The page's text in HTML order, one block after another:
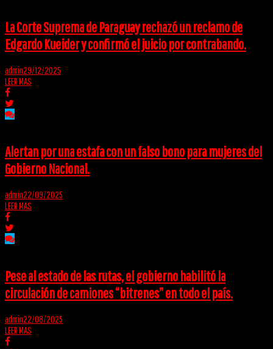
La Corte Suprema de Paraguay rechazó un reclamo de
Edgardo Kueider y confirmó el juicio por contrabando.
admin29/12/2025
LEER MAS
Alertan por una estafa con un falso bono para mujeres del
Gobierno Nacional.
admin22/09/2025
LEER MAS
Pese al estado de las rutas, el gobierno habilitó la
circulación de camiones “bitrenes” en todo el país.
admin22/08/2025
LEER MAS